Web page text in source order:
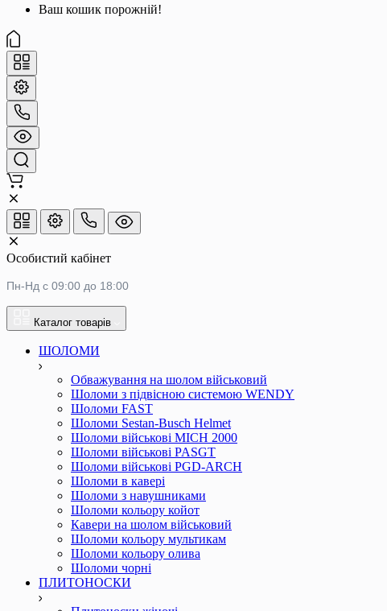
Ваш кошик порожній!
Особистий кабінет
Пн-Нд с 09:00 до 18:00
Каталог товарів
ШОЛОМИ
Обважування на шолом військовий
Шоломи з підвісною системою WENDY
Шоломи FAST
Шоломи Sestan-Busch Helmet
Шоломи військові MICH 2000
Шоломи військові PASGT
Шоломи військові PGD-ARCH
Шоломи в кавері
Шоломи з навушниками
Шоломи кольору койот
Кавери на шолом військовий
Шоломи кольору мультикам
Шоломи кольору олива
Шоломи чорні
ПЛИТОНОСКИ